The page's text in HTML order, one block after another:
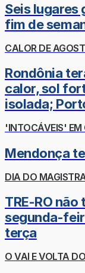
Seis
fim de
CALOR DE
Rondônia
calor, sol
isolada;
'INTOCÁVEIS' EM
Mendonça
DIA DO
TRE-RO
segunda-
terça
O VAI E VOLTA